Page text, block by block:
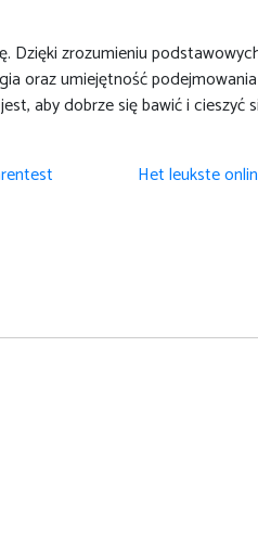
zrozumieniu
oraz umiejętność
aby dobrze się bawić i cieszyć
Het leukste